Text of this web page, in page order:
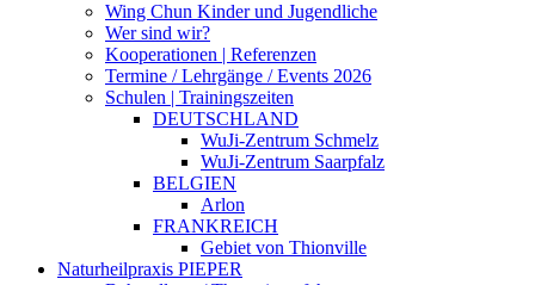
Wing Chun Kinder und Jugendliche
Wer sind wir?
Kooperationen | Referenzen
Termine / Lehrgänge / Events 2026
Schulen | Trainingszeiten
DEUTSCHLAND
WuJi-Zentrum Schmelz
WuJi-Zentrum Saarpfalz
BELGIEN
Arlon
FRANKREICH
Gebiet von Thionville
Naturheilpraxis PIEPER